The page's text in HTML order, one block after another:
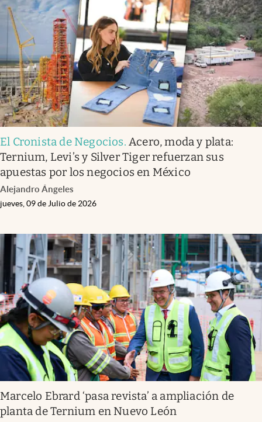
El Cronista de Negocios. Acero, moda y plata:
Ternium, Levi’s y Silver Tiger refuerzan sus
apuestas por los negocios en México
Alejandro Ángeles
jueves, 09 de Julio de 2026
Marcelo Ebrard ‘pasa revista’ a ampliación de
planta de Ternium en Nuevo León